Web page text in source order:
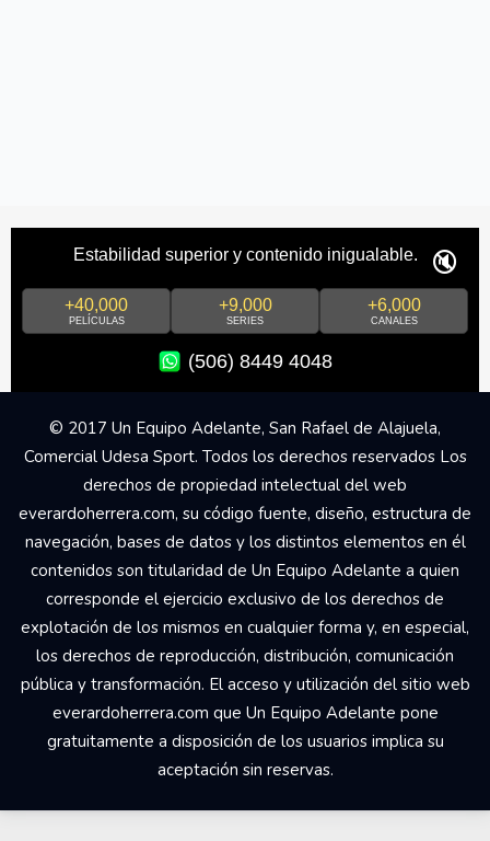
Estabilidad superior y contenido inigualable.
+40,000
PELÍCULAS
+9,000
SERIES
+6,000
CANALES
(506) 8449 4048
🔇
© 2017 Un Equipo Adelante, San Rafael de Alajuela,
Comercial Udesa Sport. Todos los derechos reservados Los
derechos de propiedad intelectual del web
everardoherrera.com, su código fuente, diseño, estructura de
navegación, bases de datos y los distintos elementos en él
contenidos son titularidad de Un Equipo Adelante a quien
corresponde el ejercicio exclusivo de los derechos de
explotación de los mismos en cualquier forma y, en especial,
los derechos de reproducción, distribución, comunicación
pública y transformación. El acceso y utilización del sitio web
everardoherrera.com que Un Equipo Adelante pone
gratuitamente a disposición de los usuarios implica su
aceptación sin reservas.